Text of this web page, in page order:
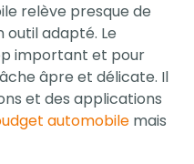
relève presque de
outil adapté. Le
important et pour
âpre et délicate. Il
et des applications
automobile mais